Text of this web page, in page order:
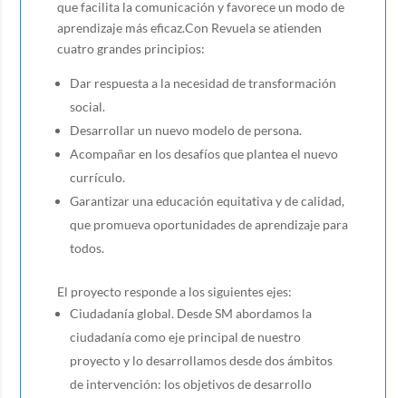
que facilita la comunicación y favorece un modo de
aprendizaje más eficaz.Con Revuela se atienden
cuatro grandes principios:
Dar respuesta a la necesidad de transformación
social.
Desarrollar un nuevo modelo de persona.
Acompañar en los desafíos que plantea el nuevo
currículo.
Garantizar una educación equitativa y de calidad,
que promueva oportunidades de aprendizaje para
todos.
El proyecto responde a los siguientes ejes:
Ciudadanía global. Desde SM abordamos la
ciudadanía como eje principal de nuestro
proyecto y lo desarrollamos desde dos ámbitos
de intervención: los objetivos de desarrollo